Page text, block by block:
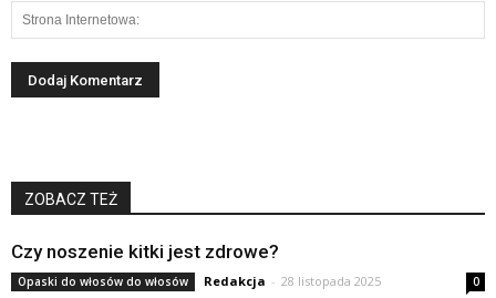
ZOBACZ TEŻ
Czy noszenie kitki jest zdrowe?
Opaski do włosów do włosów Redakcja - 28 listopada 2025 0